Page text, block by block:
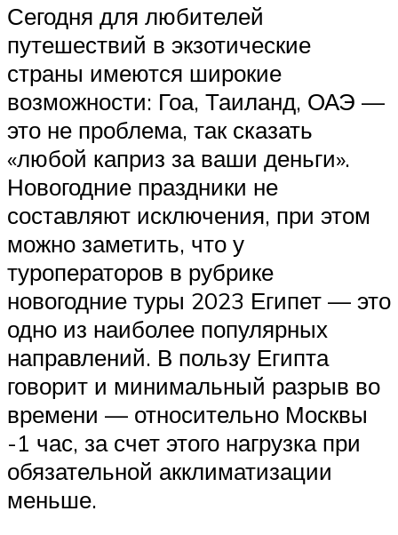
Сегодня для любителей
путешествий в экзотические
страны имеются широкие
возможности: Гоа, Таиланд, ОАЭ —
это не проблема, так сказать
«любой каприз за ваши деньги».
Новогодние праздники не
составляют исключения, при этом
можно заметить, что у
туроператоров в рубрике
новогодние туры 2023 Египет — это
одно из наиболее популярных
направлений. В пользу Египта
говорит и минимальный разрыв во
времени — относительно Москвы
-1 час, за счет этого нагрузка при
обязательной акклиматизации
меньше.